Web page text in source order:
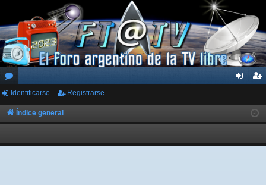
or
os
ar
ist
rs
Identificarse Registrarse
Índice general